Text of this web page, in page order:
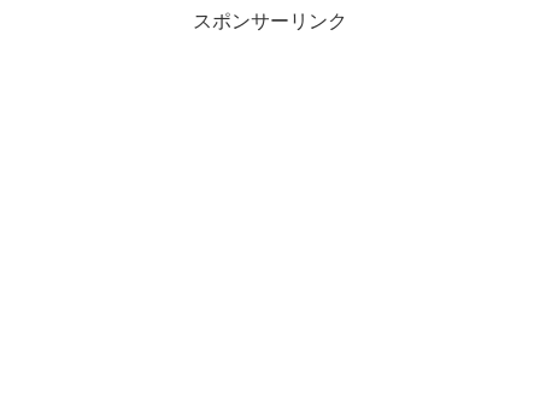
スポンサーリンク